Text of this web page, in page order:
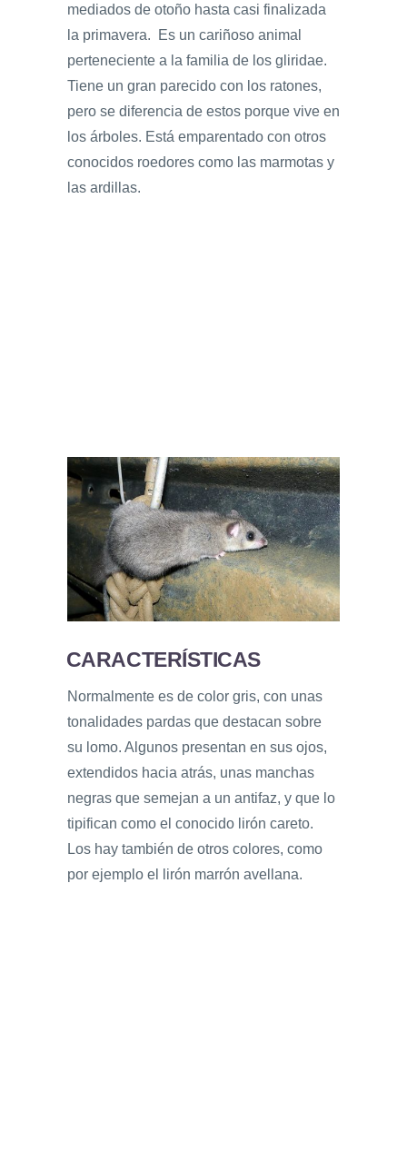
mediados de otoño hasta casi finalizada
la primavera.
Es un cariñoso animal
perteneciente a la familia de los gliridae.
Tiene un gran parecido con los ratones,
pero se diferencia de estos porque vive en
los árboles. Está emparentado con otros
conocidos roedores como las marmotas y
las ardillas.
CARACTERÍSTICAS
Normalmente es de color gris, con unas
tonalidades pardas que destacan sobre
su lomo. Algunos presentan en sus ojos,
extendidos hacia atrás, unas manchas
negras que semejan a un antifaz, y que lo
tipifican como el conocido lirón careto.
Los hay también de otros colores, como
por ejemplo el lirón marrón avellana.